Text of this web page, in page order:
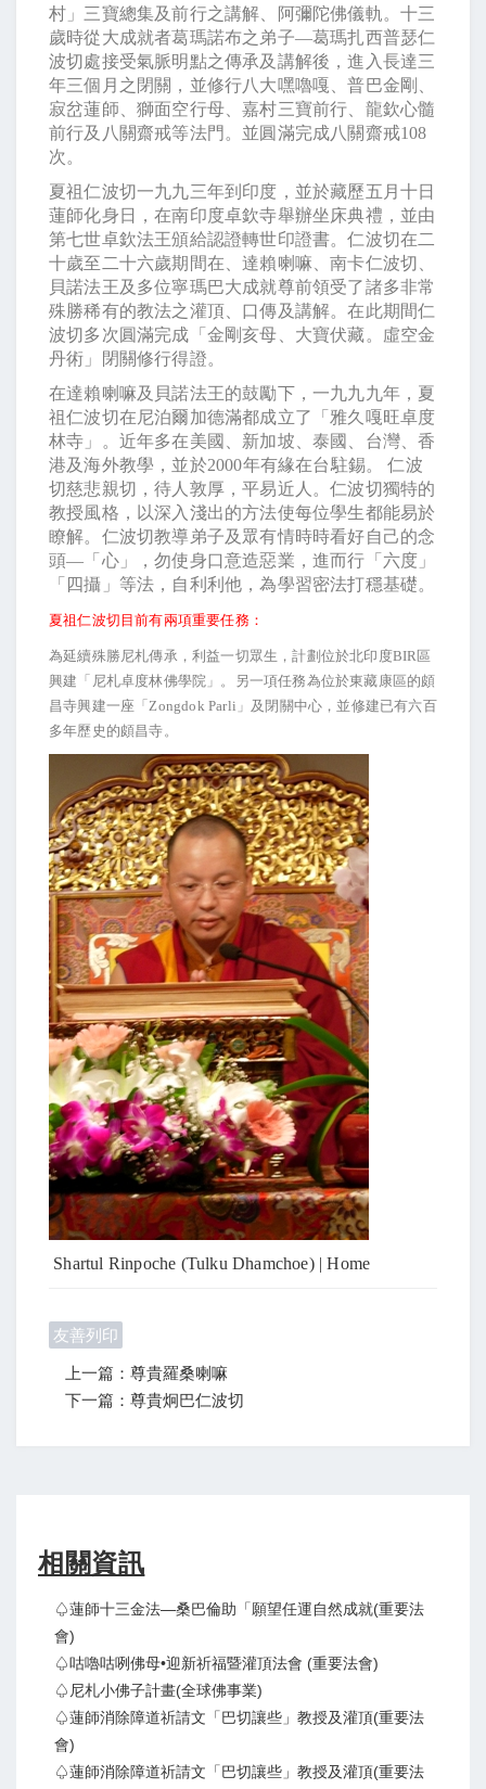
村」三寶總集及前行之講解、阿彌陀佛儀軌。十三
歲時從大成就者葛瑪諾布之弟子—葛瑪扎西普瑟仁
波切處接受氣脈明點之傳承及講解後，進入長達三
年三個月之閉關，並修行八大嘿嚕嘎、普巴金剛、
寂岔蓮師、獅面空行母、嘉村三寶前行、龍欽心髓
前行及八關齋戒等法門。並圓滿完成八關齋戒108
次。
夏祖仁波切一九九三年到印度，並於藏歷五月十日
蓮師化身日，在南印度卓欽寺舉辦坐床典禮，並由
第七世卓欽法王頒給認證轉世印證書。仁波切在二
十歲至二十六歲期間在、達賴喇嘛、南卡仁波切、
貝諾法王及多位寧瑪巴大成就尊前領受了諸多非常
殊勝稀有的教法之灌頂、口傳及講解。在此期間仁
波切多次圓滿完成「金剛亥母、大寶伏藏。虛空金
丹術」閉關修行得證。
在達賴喇嘛及貝諾法王的鼓勵下，一九九九年，夏
祖仁波切在尼泊爾加德滿都成立了「雅久嘎旺卓度
林寺」。近年多在美國、新加坡、泰國、台灣、香
港及海外教學，並於2000年有緣在台駐錫。 仁波
切慈悲親切，待人敦厚，平易近人。仁波切獨特的
教授風格，以深入淺出的方法使每位學生都能易於
瞭解。仁波切教導弟子及眾有情時時看好自己的念
頭—「心」，勿使身口意造惡業，進而行「六度」
「四攝」等法，自利利他，為學習密法打穩基礎。
夏祖仁波切目前有兩項重要任務：
為延續殊勝尼札傳承，利益一切眾生，計劃位於北印度BIR區
興建「尼札卓度林佛學院」。另一項任務為位於東藏康區的頗
昌寺興建一座「Zongdok Parli」及閉關中心，並修建已有六百
多年歷史的頗昌寺。
Shartul Rinpoche (Tulku Dhamchoe) | Home
友善列印
上一篇：尊貴羅桑喇嘛
下一篇：尊貴炯巴仁波切
相關資訊
♤蓮師十三金法—桑巴倫助「願望任運自然成就(重要法
會)
♤咕嚕咕咧佛母•迎新祈福暨灌頂法會 (重要法會)
♤尼札小佛子計畫(全球佛事業)
♤蓮師消除障道祈請文「巴切讓些」教授及灌頂(重要法
會)
♤蓮師消除障道祈請文「巴切讓些」教授及灌頂(重要法